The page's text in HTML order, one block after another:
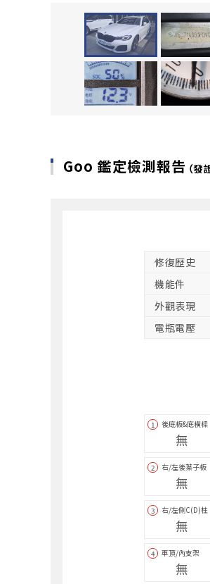
Goo 鑑定檢測報告 （
修復歴史
機能件
外觀表現
電瓶電壓
1 後底板&底橫樑
無
2 右/左後葉子板
無
3 右/左側C(D)柱
無
4 車頂/內支架
無